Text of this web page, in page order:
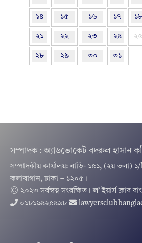
১৪ ১৫ ১৬ ১৭ ১৮
২১ ২২ ২৩ ২৪ ২৫
২৮ ২৯ ৩০ ৩১
সম্পাদক : অ্যাডভোকেট বদরুল হাসান
সম্পাদকীয় কার্যালয়: বাড়ি- ১৫১, (২য় তলা) ১/
কলাবাগান, ঢাকা – ১২০৫।
© ২০২৩ সর্বস্বত্ব সংরক্ষিত । ল’ ইয়ার্স ক্লাব
০১৮১৯৪২৫৪৯৮